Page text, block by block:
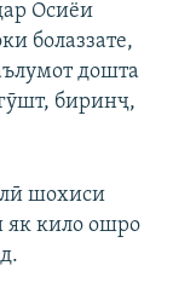
Осиёи
болаззате,
дошта
биринҷ,
шохиси
як кило ошро